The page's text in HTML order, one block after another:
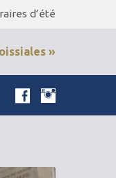
d’été
»